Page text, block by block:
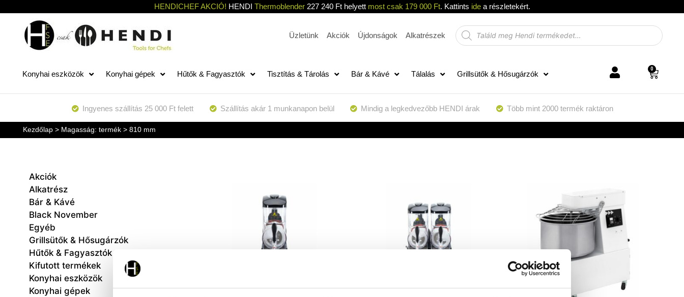
HENDICHEF AKCIÓ! HENDI Thermoblender227 240 Ft helyett most csak 179 000 Ft. Kattints idea részletekért.
Üzletünk Akciók Újdonságok Alkatrészek
Konyhai eszközök Konyhai gépek Hűtők & Fagyasztók Tisztítás & Tárolás Bár & Kávé Tálalás Grillsütők & Hősugárzók
0
Ingyenes szállítás 25 000 Ft felett Szállítás akár 1 munkanapon belül Mindig a legkedvezőbb HENDI árak Több mint 2000 termék raktáron
Kezdőlap> Magasság: termék > 810 mm
Akciók
Alkatrész
Bár & Kávé
Black November
Egyéb
Grillsütők & Hősugárzók
Hűtők & Fagyasztók
Kifutott termékek
Konyhai eszközök
Konyhai gépek